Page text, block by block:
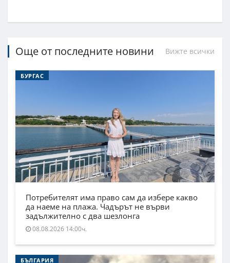
Още от последните новини Вижте всички
БУРГАС
Потребителят има право сам да избере какво
да наеме на плажа. Чадърът не върви
задължително с два шезлонга
08.08.2026 14:00ч.
БЪЛГАРИЯ